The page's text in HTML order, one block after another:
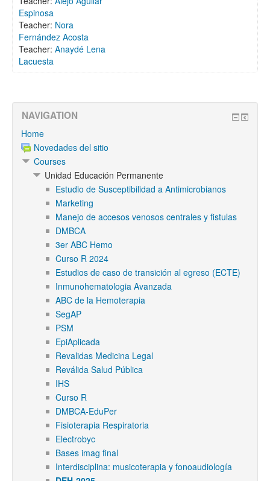
Espinosa
Teacher: Nora
Fernández Acosta
Teacher: Anaydé Lena
Lacuesta
NAVIGATION
Home
Novedades del sitio
Courses
Unidad Educación Permanente
Estudio de Susceptibilidad a Antimicrobianos
Marketing
Manejo de accesos venosos centrales y fistulas
DMBCA
3er ABC Hemo
Curso R 2024
Estudios de caso de transición al egreso (ECTE)
Inmunohematologia Avanzada
ABC de la Hemoterapia
SegAP
PSM
EpiAplicada
Revalidas Medicina Legal
Reválida Salud Pública
IHS
Curso R
DMBCA-EduPer
Fisioterapia Respiratoria
Electrobyc
Bases imag final
Interdisciplina: musicoterapia y fonoaudiología